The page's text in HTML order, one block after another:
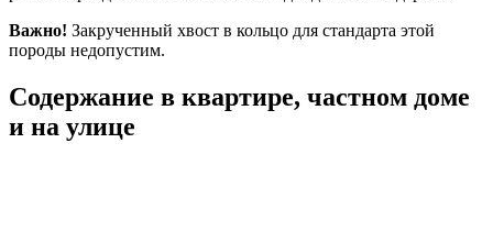
Важно! Закрученный хвост в кольцо для стандарта этой
породы недопустим.
Содержание в квартире, частном доме
и на улице